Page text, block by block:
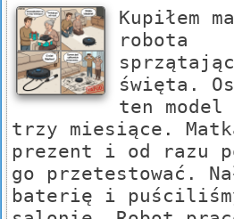
Kupiłem
robota
święta.
ten model
trzy miesiące.
prezent i od razu
go przetestować.
baterię i